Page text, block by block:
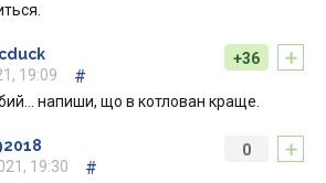
+
+36
19:09
#
напиши, що в котлован краще.
+
0
19:30
#